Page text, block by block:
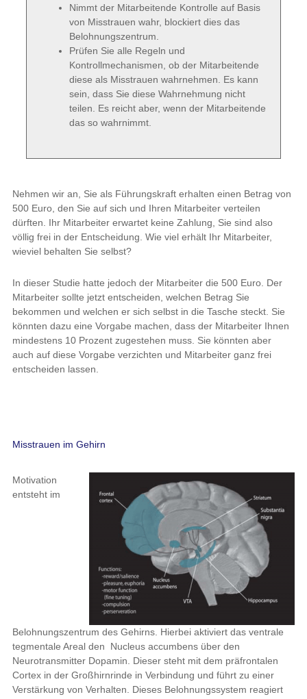
Nimmt der Mitarbeitende Kontrolle auf Basis
von Misstrauen wahr, blockiert dies das
Belohnungszentrum.
Prüfen Sie alle Regeln und
Kontrollmechanismen, ob der Mitarbeitende
diese als Misstrauen wahrnehmen. Es kann
sein, dass Sie diese Wahrnehmung nicht
teilen. Es reicht aber, wenn der Mitarbeitende
das so wahrnimmt.
Nehmen wir an, Sie als Führungskraft erhalten einen Betrag von
500 Euro, den Sie auf sich und Ihren Mitarbeiter verteilen
dürften. Ihr Mitarbeiter erwartet keine Zahlung, Sie sind also
völlig frei in der Entscheidung. Wie viel erhält Ihr Mitarbeiter,
wieviel behalten Sie selbst?
In dieser Studie hatte jedoch der Mitarbeiter die 500 Euro. Der
Mitarbeiter sollte jetzt entscheiden, welchen Betrag Sie
bekommen und welchen er sich selbst in die Tasche steckt. Sie
könnten dazu eine Vorgabe machen, dass der Mitarbeiter Ihnen
mindestens 10 Prozent zugestehen muss. Sie könnten aber
auch auf diese Vorgabe verzichten und Mitarbeiter ganz frei
entscheiden lassen.
Misstrauen im Gehirn
Motivation
entsteht im
Belohnungszentrum des Gehirns. Hierbei aktiviert das ventrale
tegmentale Areal den Nucleus accumbens über den
Neurotransmitter Dopamin. Dieser steht mit dem präfrontalen
Cortex in der Großhirnrinde in Verbindung und führt zu einer
Verstärkung von Verhalten. Dieses Belohnungssystem reagiert